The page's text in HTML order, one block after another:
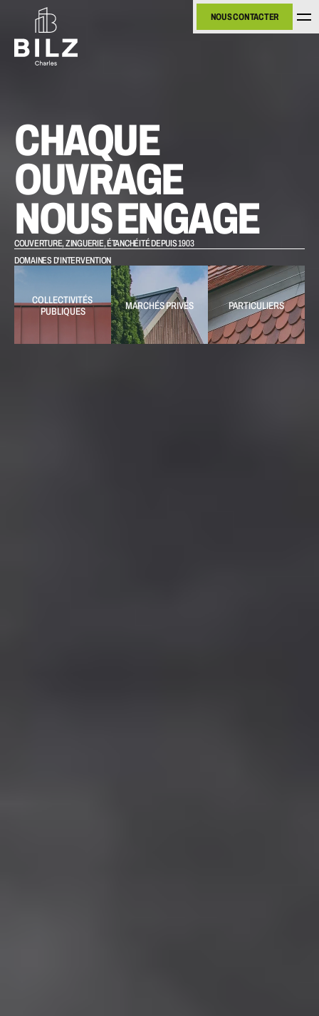
NOUS CONTACTER
CHAQUE
OUVRAGE
NOUS ENGAGE
COUVERTURE, ZINGUERIE, ÉTANCHÉITÉ DEPUIS 1903
DOMAINES D'INTERVENTION
COLLECTIVITÉS
PUBLIQUES
MARCHÉS PRIVÉS PARTICULIERS